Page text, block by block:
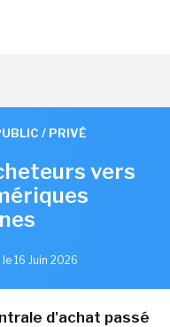
/ PRIVÉ
vers
16 Juin 2026
d'achat passé